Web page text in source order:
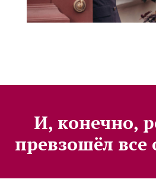
И, конечно,
превзошёл